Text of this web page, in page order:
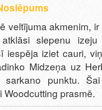
veltījuma akmenim,
slepenu izeju
iespēja iziet cauri,
Midzeņa uz
punktu.
prasmē.